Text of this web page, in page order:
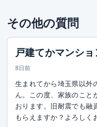
その他の質問
戸建てかマンシ
8日前
生まれてから埼玉県以外
ん。この度、家族のこと
おります。旧耐震でも融
もらえますか？よろしく